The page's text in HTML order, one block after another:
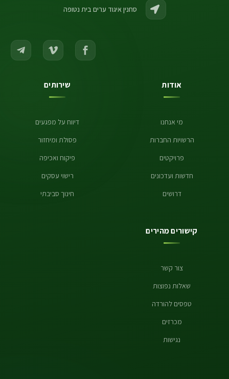
סחנין איגוד ערים בית נטופה
אודות
מי אנחנו
הרשויות החברות
פרויקטים
חדשות ועדכונים
דרושים
שירותים
דיווח על מפגעים
פסולת ומיחזור
פיקוח ואכיפה
רישוי עסקים
חינוך סביבתי
קישורים מהירים
צור קשר
שאלות נפוצות
טפסים להורדה
מכרזים
נגישות